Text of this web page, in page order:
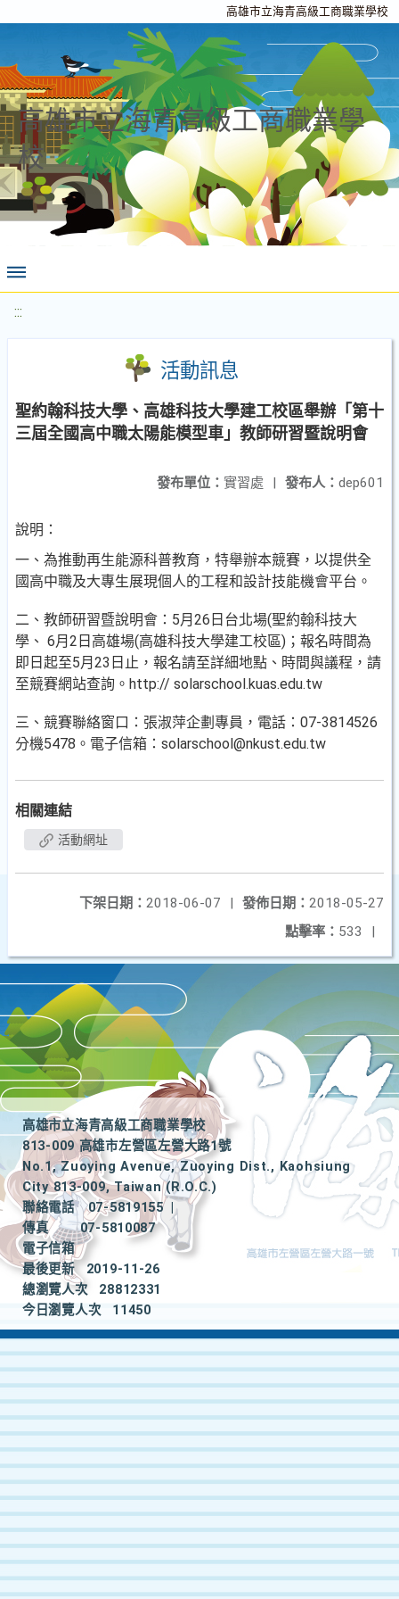
高雄市立海青高級工商職業學校
高雄市立海青高級工商職業學
校
:::
活動訊息
聖約翰科技大學、高雄科技大學建工校區舉辦「第十
三屆全國高中職太陽能模型車」教師研習暨說明會
發布人： dep601
發布單位： 實習處 |
說明：
一、為推動再生能源科普教育，特舉辦本競賽，以提供全
國高中職及大專生展現個人的工程和設計技能機會平台。
二、教師研習暨說明會：5月26日台北場(聖約翰科技大
學、 6月2日高雄場(高雄科技大學建工校區)；報名時間為
即日起至5月23日止，報名請至詳細地點、時間與議程，請
至競賽網站查詢。http:// solarschool.kuas.edu.tw
三、競賽聯絡窗口：張淑萍企劃專員，電話：07-3814526
分機5478。電子信箱：solarschool@nkust.edu.tw
相關連結
活動網址
發佈日期： 2018-05-27
下架日期： 2018-06-07
|
點擊率： 533 |
高雄市立海青高級工商職業學校
813-009 高雄市左營區左營大路1號
No.1, Zuoying Avenue, Zuoying Dist., Kaohsiung
City 813-009, Taiwan (R.O.C.)
聯絡電話
07-5819155
|
傳真
07-5810087
電子信箱
最後更新
2019-11-26
總瀏覽人次
28812331
今日瀏覽人次
11450